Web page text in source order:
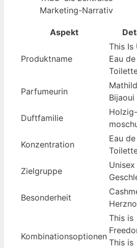
Marketing-Narrativ
Aspekt
Produktname
This Is
Eau de
Parfumeurin
Bijaoui
Duftfamilie
Holzig-
Konzentration
Eau de
Zielgruppe
Besonderheit
Kombinationsoptionen
This is
This is